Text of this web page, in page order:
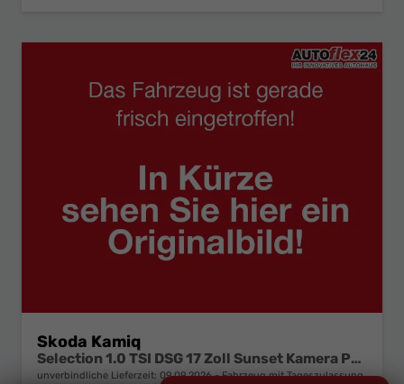
Skoda Kamiq
Selection 1.0 TSI DSG 17 Zoll Sunset Kamera PDC v+h
unverbindliche Lieferzeit: 09.09.2026 Fahrzeug mit Tageszulassung